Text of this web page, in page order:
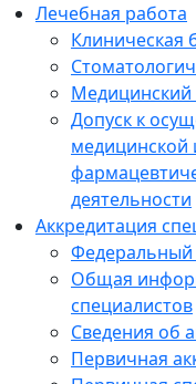
Лечебная работа
Клиническая
Медицинский
Допуск к
медицинской
деятельности
Аккредитация
Федеральный
Общая
специалистов
Сведения об
Первичная